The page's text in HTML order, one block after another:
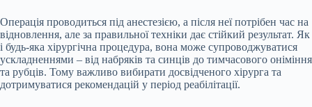
Операція проводиться під анестезією, а після неї потрібен час на
відновлення, але за правильної техніки дає стійкий результат. Як
і будь-яка хірургічна процедура, вона може супроводжуватися
ускладненнями – від набряків та синців до тимчасового оніміння
та рубців. Тому важливо вибирати досвідченого хірурга та
дотримуватися рекомендацій у період реабілітації.